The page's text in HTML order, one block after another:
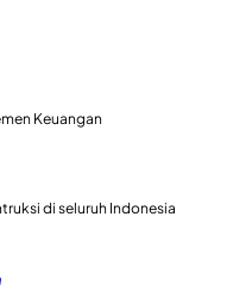
Keuangan
di seluruh Indonesia